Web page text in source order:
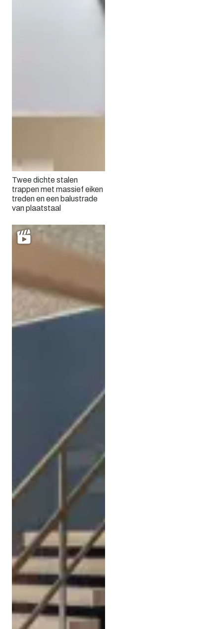
Twee dichte stalen
trappen met massief eiken
treden en een balustrade
van plaatstaal